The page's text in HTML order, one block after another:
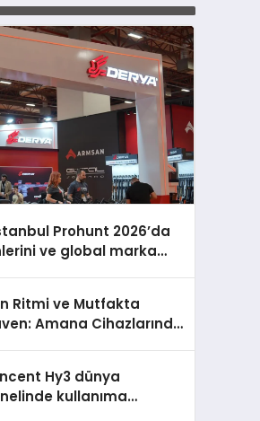
Prohunt 2026’da
ve global marka
Ritmi ve Mutfakta
Amana Cihazlarında
Hy3 dünya
kullanıma